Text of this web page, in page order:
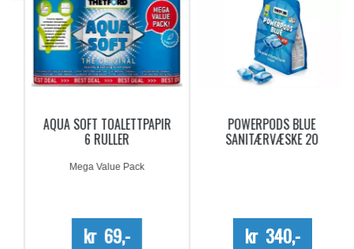
AQUA SOFT TOALETTPAPIR
6 RULLER
Mega Value Pack
kr 69,-
POWERPODS BLUE
SANITÆRVÆSKE 20
kr 340,-